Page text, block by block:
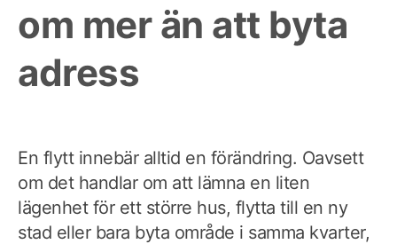
om mer än att byta
adress
En flytt innebär alltid en förändring. Oavsett
om det handlar om att lämna en liten
lägenhet för ett större hus, flytta till en ny
stad eller bara byta område i samma kvarter,